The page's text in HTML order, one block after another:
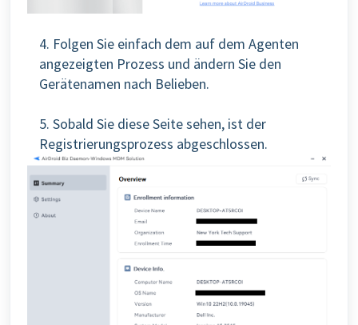
4. Folgen Sie einfach dem auf dem Agenten
angezeigten Prozess und ändern Sie den
Gerätenamen nach Belieben.
5. Sobald Sie diese Seite sehen, ist der
Registrierungsprozess abgeschlossen.